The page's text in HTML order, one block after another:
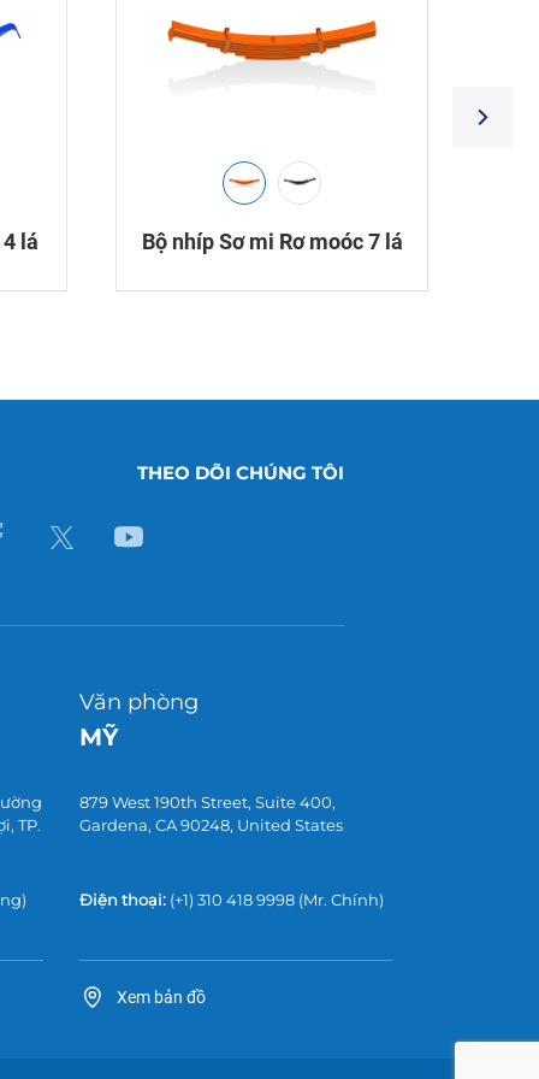
lá Bộ nhíp Sơ mi Rơ moóc 7 lá
THEO DÕI CHÚNG TÔI
TP.
Văn phòng
MỸ
879 West 190th Street, Suite 400,
Gardena, CA 90248, United States
Điện thoại: (+1) 310 418 9998 (Mr. Chính)
Xem bản đồ